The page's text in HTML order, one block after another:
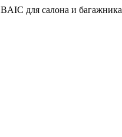
BAIC для салона и багажника